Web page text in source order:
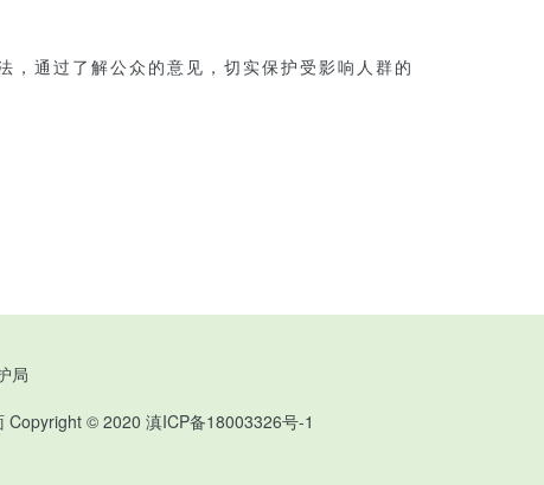
通过了解公众的意见，切实保护受影响人群的
局
Copyright © 2020 滇ICP备18003326号-1